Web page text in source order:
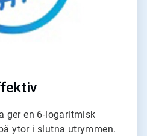
ger en 6-logaritmisk
ytor i slutna utrymmen.